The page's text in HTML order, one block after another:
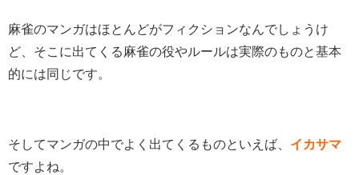
麻雀のマンガはほとんどがフィクションなんでしょうけ
ど、そこに出てくる麻雀の役やルールは実際のものと基本
的には同じです。
そしてマンガの中でよく出てくるものといえば、 イカサマ
ですよね。